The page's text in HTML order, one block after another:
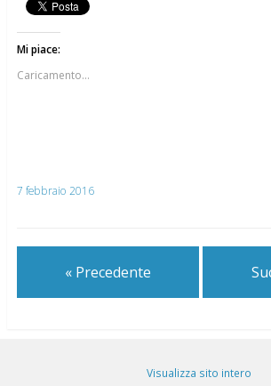
Mi piace:
Caricamento...
7 febbraio 2016
« Precedente
Visualizza sito intero